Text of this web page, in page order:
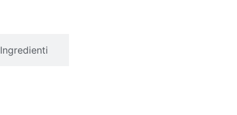
Ingredienti